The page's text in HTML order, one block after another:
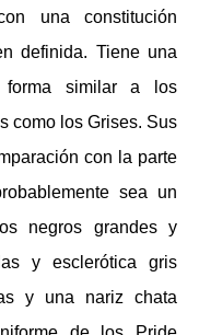
una constitución
definida. Tiene una
forma similar a los
como los Grises. Sus
con la parte
sea un
negros grandes y
y esclerótica gris
y una nariz chata